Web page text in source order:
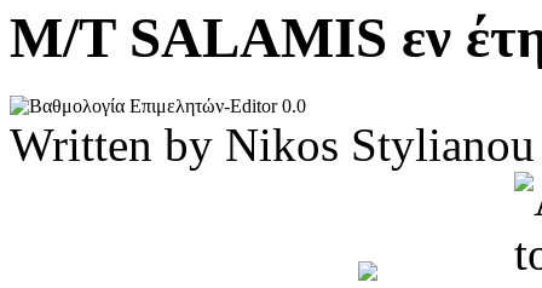
Μ/Τ SALAMIS εν
0.0
Written by Nikos